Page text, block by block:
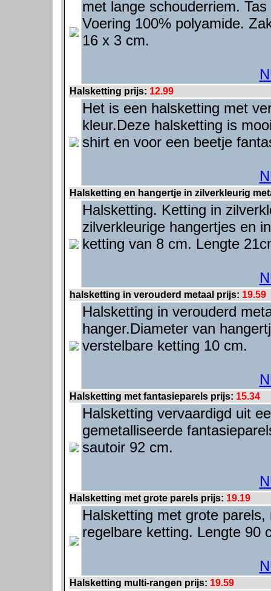
met lange schouderriem.
Voering 100% polyamide.
16 x 3 cm.
Halsketting prijs: 12.99
Het is een halsketting met
kleur.Deze halsketting is
shirt en voor een beetje
Halsketting en hangertje in zilverkleurig
Halsketting. Ketting in
zilverkleurige hangertjes en
ketting van 8 cm. Lengte
halsketting in verouderd metaal prijs: 19.59
Halsketting in verouderd
hanger.Diameter van
verstelbare ketting 10 cm.
Halsketting met fantasieparels prijs: 15.34
Halsketting vervaardigd uit
gemetalliseerde
sautoir 92 cm.
Halsketting met grote parels prijs: 19.19
Halsketting met grote
regelbare ketting. Lengte 90
Halsketting multi-rangen prijs: 19.59